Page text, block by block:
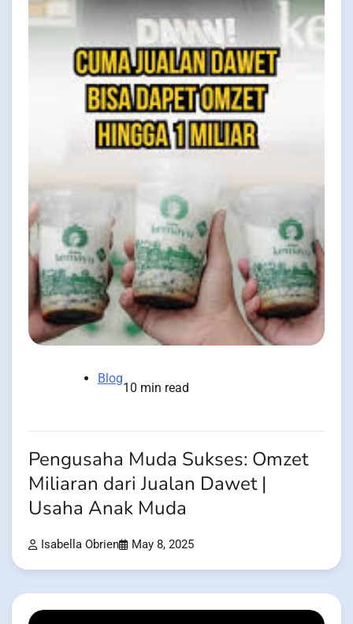
Blog
10 min read
Pengusaha Muda Sukses: Omzet
Miliaran dari Jualan Dawet |
Usaha Anak Muda
Isabella Obrien May 8, 2025